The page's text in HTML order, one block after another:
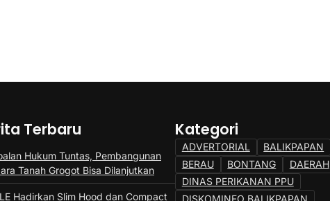
Terbaru
Hukum Tuntas, Pembangunan
Tanah Grogot Bisa Dilanjutkan
Hadirkan Slim Hood dan Compact
Kategori
ADVERTORIAL
BALIKPAPAN
BERAU
BONTANG
DAERAH
DINAS PERIKANAN PPU
DISKOMINFO BALIKPAPAN